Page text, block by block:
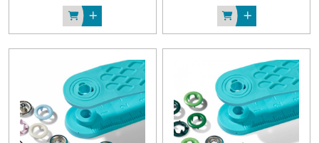
enfant
BabySnap®
(6)
résultats